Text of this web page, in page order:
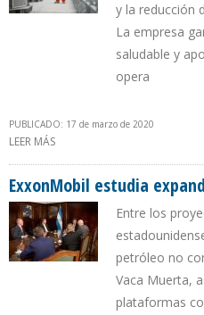
y la reducción
La empresa
saludable y
opera
PUBLICADO: 17 de marzo de 2020
LEER MÁS
ExxonMobil estudia
Entre los
petróleo no
Vaca Muerta,
plataformas